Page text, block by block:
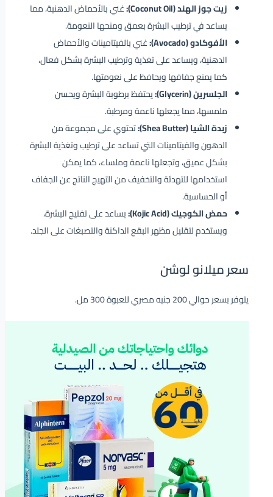
زيت جوز الهند (Coconut Oil):
غني بالأحماض الدهنية، مما
يساعد في ترطيب البشرة بعمق ومنحها النعومة.
الأفوكادو (Avocado):
غني بالفيتامينات والأحماض
الدهنية، ويساعد على تغذية وترطيب البشرة بشكل فعال،
كما يمنع جفافها ويحافظ على نعومتها.
الجلسرين (Glycerin):
يحتفظ برطوبة البشرة ويحسن
ملمسها، مما يجعلها ناعمة ومرطبة.
زبدة الشيا (Shea Butter):
تحتوي على مجموعة من
الدهون والفيتامينات التي تساعد على ترطيب وتغذية البشرة
بشكل عميق، وتجعلها ناعمة وملساء، كما يمكن
استخدامها للتهدئة والتخفيف من التهيج الناتج عن الجفاف
أو الحساسية.
حمض الكوجيك (Kojic Acid):
يساعد على تفتيح البشرة،
ويستخدم لتقليل مظهر البقع الداكنة والتصبغات على الجلد.
سعر ميلانو لوشن
يتوفر بسعر حوالي 200 جنيه مصري للعبوة 300 مل.